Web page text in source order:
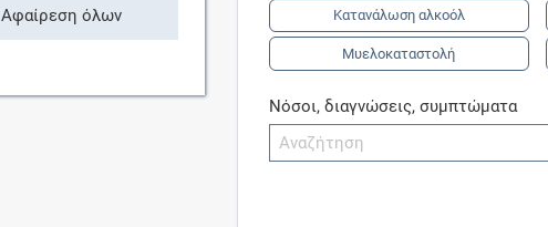
Ενδείξεις και αγωγές
Αφαίρεση όλων Κατανάλωση αλκοόλ
Μυελοκαταστολή
Νόσοι, διαγνώσεις, συμπτώματα